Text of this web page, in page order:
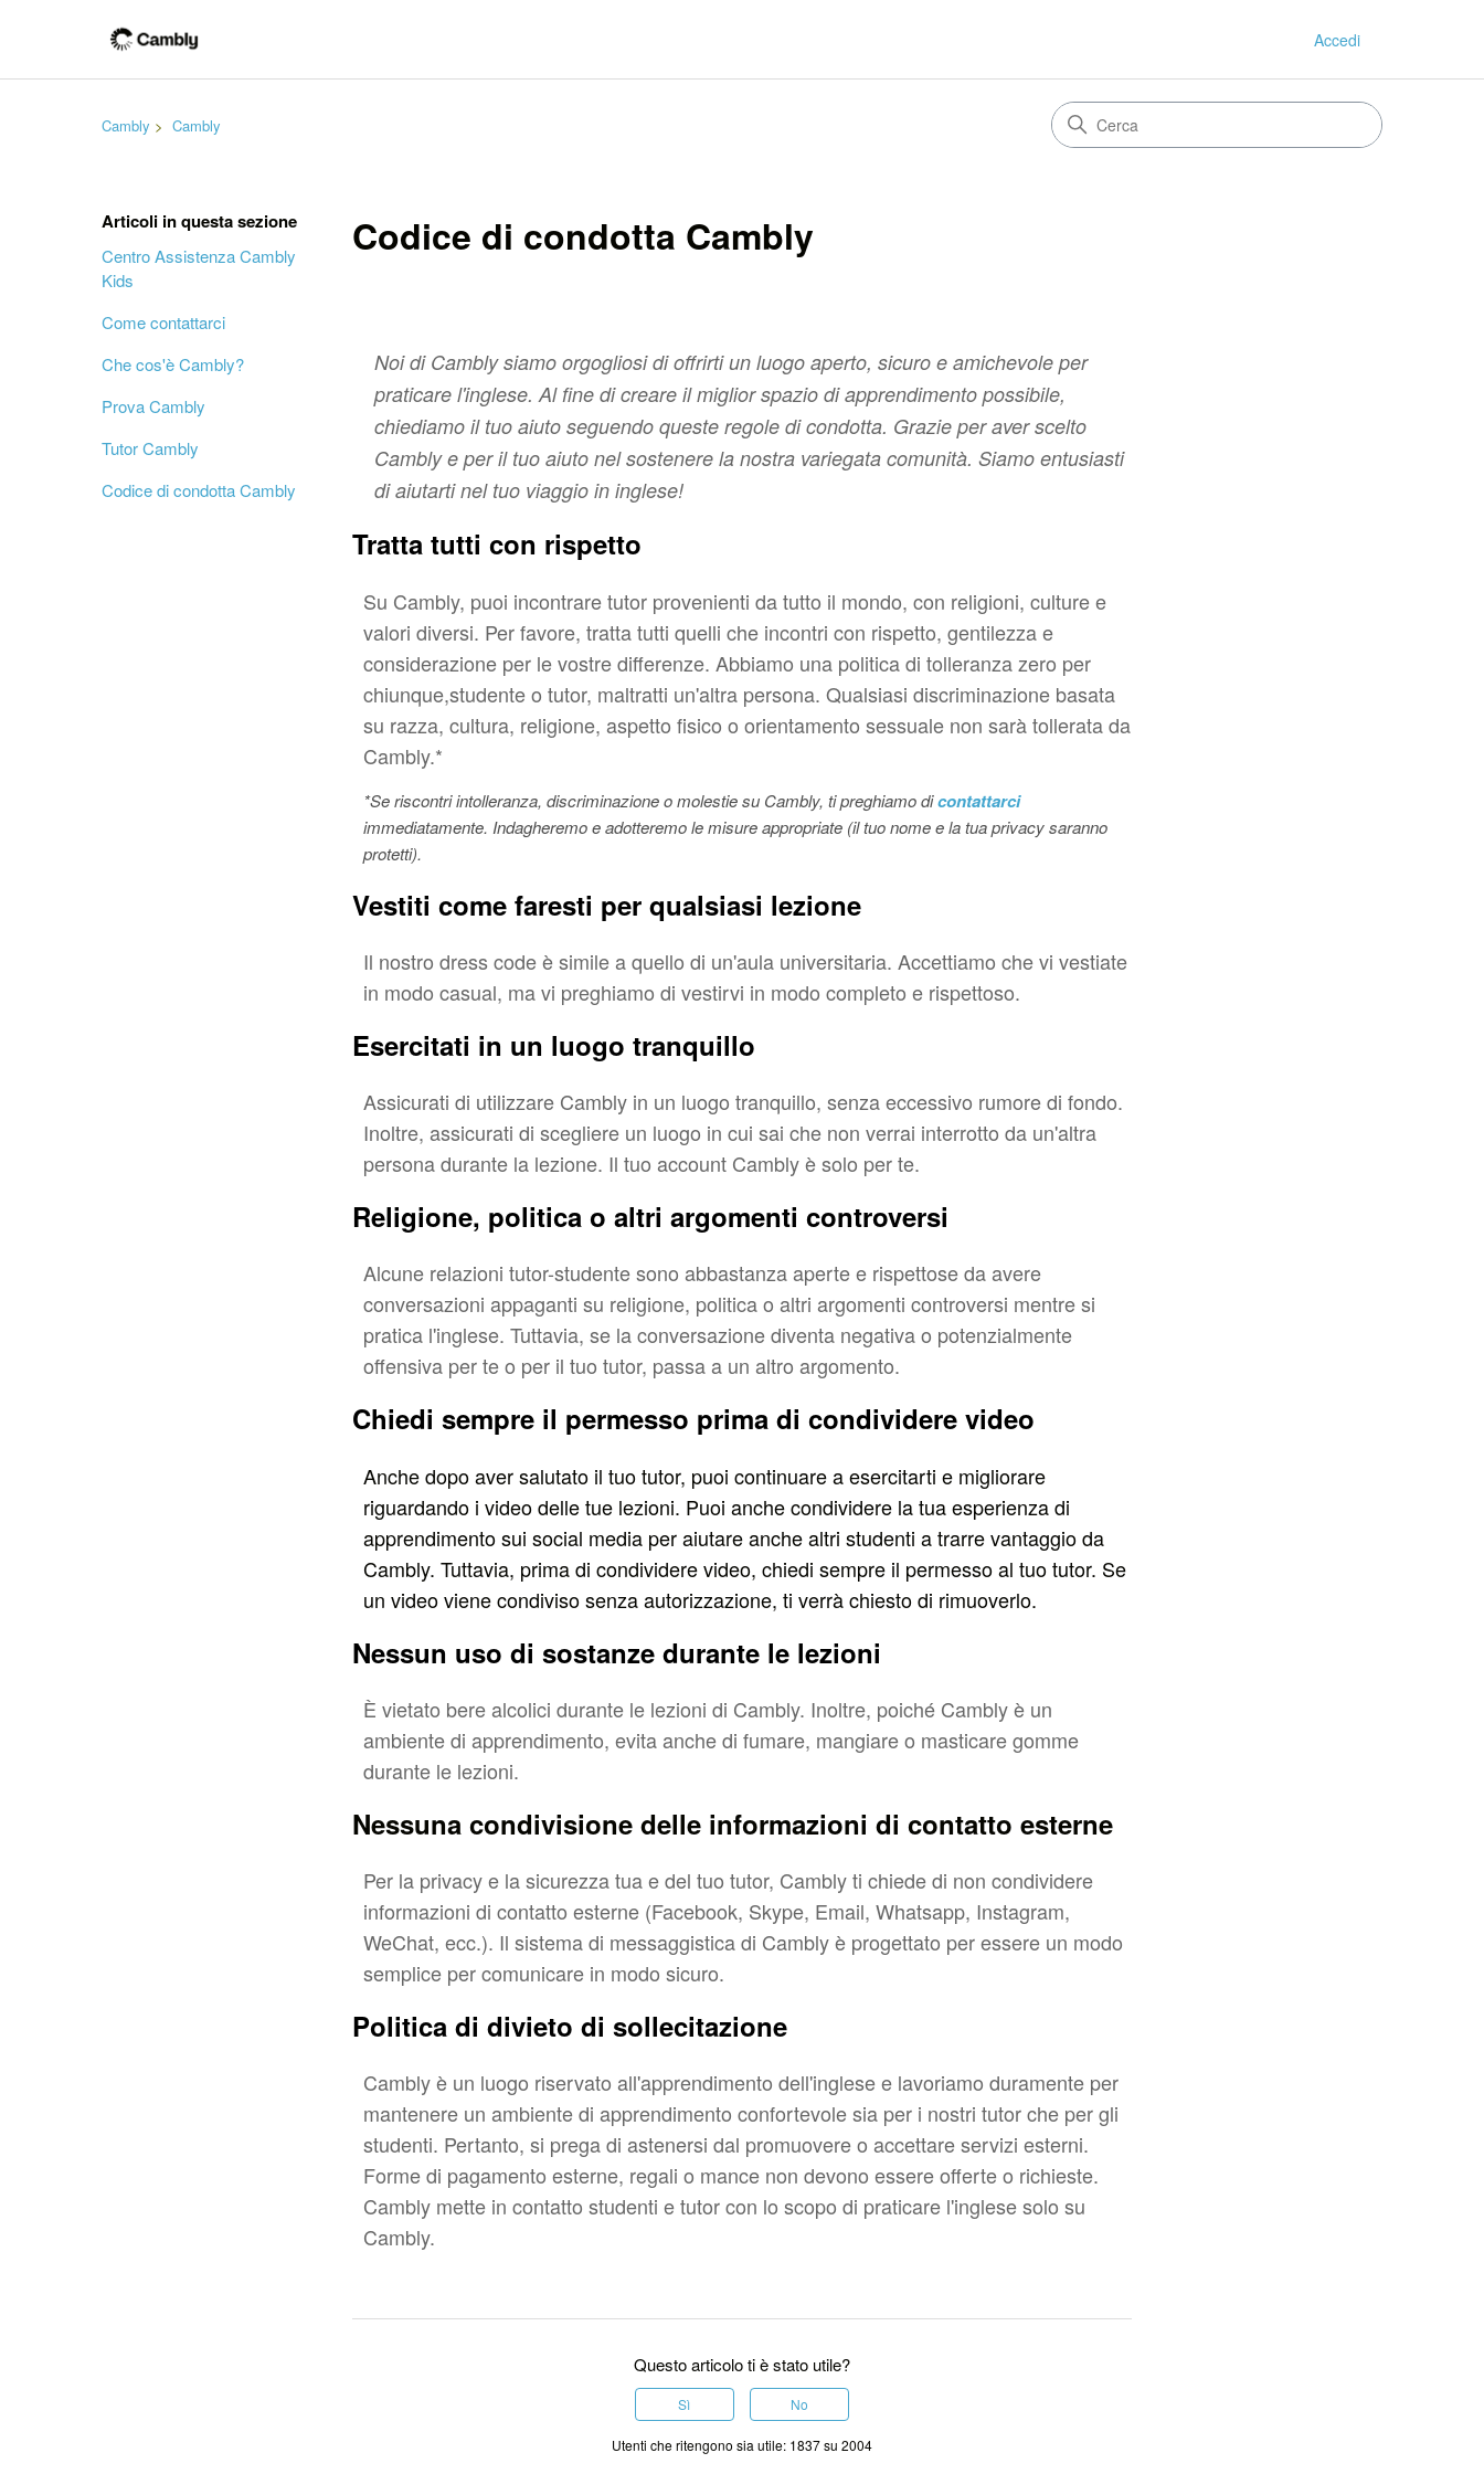
Accedi
Cambly Cambly
Articoli in questa sezione
Centro Assistenza Cambly
Kids
Come contattarci
Che cos'è Cambly?
Prova Cambly
Tutor Cambly
Codice di condotta Cambly
Codice di condotta Cambly
Noi di Cambly siamo orgogliosi di offrirti un luogo aperto, sicuro e amichevole per
praticare l'inglese. Al fine di creare il miglior spazio di apprendimento possibile,
chiediamo il tuo aiuto seguendo queste regole di condotta. Grazie per aver scelto
Cambly e per il tuo aiuto nel sostenere la nostra variegata comunità. Siamo entusiasti
di aiutarti nel tuo viaggio in inglese!
Tratta tutti con rispetto
Su Cambly, puoi incontrare tutor provenienti da tutto il mondo, con religioni, culture e
valori diversi. Per favore, tratta tutti quelli che incontri con rispetto, gentilezza e
considerazione per le vostre differenze. Abbiamo una politica di tolleranza zero per
chiunque,studente o tutor, maltratti un'altra persona. Qualsiasi discriminazione basata
su razza, cultura, religione, aspetto fisico o orientamento sessuale non sarà tollerata da
Cambly.*
*Se riscontri intolleranza, discriminazione o molestie su Cambly, ti preghiamo dicontattarci
immediatamente. Indagheremo e adotteremo le misure appropriate (il tuo nome e la tua privacy saranno
protetti).
Vestiti come faresti per qualsiasi lezione
Il nostro dress code è simile a quello di un'aula universitaria. Accettiamo che vi vestiate
in modo casual, ma vi preghiamo di vestirvi in modo completo e rispettoso.
Esercitati in un luogo tranquillo
Assicurati di utilizzare Cambly in un luogo tranquillo, senza eccessivo rumore di fondo.
Inoltre, assicurati di scegliere un luogo in cui sai che non verrai interrotto da un'altra
persona durante la lezione. Il tuo account Cambly è solo per te.
Religione, politica o altri argomenti controversi
Alcune relazioni tutor-studente sono abbastanza aperte e rispettose da avere
conversazioni appaganti su religione, politica o altri argomenti controversi mentre si
pratica l'inglese. Tuttavia, se la conversazione diventa negativa o potenzialmente
offensiva per te o per il tuo tutor, passa a un altro argomento.
Chiedi sempre il permesso prima di condividere video
Anche dopo aver salutato il tuo tutor, puoi continuare a esercitarti e migliorare
riguardando i video delle tue lezioni. Puoi anche condividere la tua esperienza di
apprendimento sui social media per aiutare anche altri studenti a trarre vantaggio da
Cambly. Tuttavia, prima di condividere video, chiedi sempre il permesso al tuo tutor. Se
un video viene condiviso senza autorizzazione, ti verrà chiesto di rimuoverlo.
Nessun uso di sostanze durante le lezioni
È vietato bere alcolici durante le lezioni di Cambly. Inoltre, poiché Cambly è un
ambiente di apprendimento, evita anche di fumare, mangiare o masticare gomme
durante le lezioni.
Nessuna condivisione delle informazioni di contatto esterne
Per la privacy e la sicurezza tua e del tuo tutor, Cambly ti chiede di non condividere
informazioni di contatto esterne (Facebook, Skype, Email, Whatsapp, Instagram,
WeChat, ecc.). Il sistema di messaggistica di Cambly è progettato per essere un modo
semplice per comunicare in modo sicuro.
Politica di divieto di sollecitazione
Cambly è un luogo riservato all'apprendimento dell'inglese e lavoriamo duramente per
mantenere un ambiente di apprendimento confortevole sia per i nostri tutor che per gli
studenti. Pertanto, si prega di astenersi dal promuovere o accettare servizi esterni.
Forme di pagamento esterne, regali o mance non devono essere offerte o richieste.
Cambly mette in contatto studenti e tutor con lo scopo di praticare l'inglese solo su
Cambly.
Questo articolo ti è stato utile?
Sì No
Utenti che ritengono sia utile: 1837 su 2004